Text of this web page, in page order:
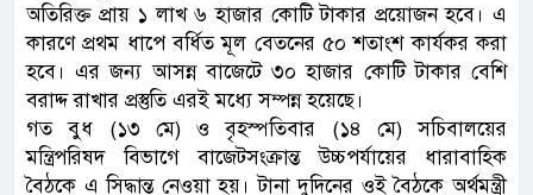
অতিরিক্ত প্রায় ১ লাখ ৬ হাজার কোটি টাকার প্রয়োজন হবে। এ
কারণে প্রথম ধাপে বর্ধিত মূল বেতনের ৫০ শতাংশ কার্যকর করা
হবে। এর জন্য আসন্ন বাজেটে ৩০ হাজার কোটি টাকার বেশি
বরাদ্দ রাখার প্রস্তুতি এরই মধ্যে সম্পন্ন হয়েছে।
গত বুধ (১৩ মে) ও বৃহস্পতিবার (১৪ মে) সচিবালয়ের
মন্ত্রিপরিষদ বিভাগে বাজেটসংক্রান্ত উচ্চপর্যায়ের ধারাবাহিক
বৈঠকে এ সিদ্ধান্ত নেওয়া হয়। টানা দুদিনের ওই বৈঠকে অর্থমন্ত্রী